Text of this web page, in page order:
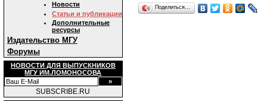
Новости
Статьи и публикации
Дополнительные
ресурсы
Издательство МГУ
Форумы
НОВОСТИ ДЛЯ ВЫПУСКНИКОВ
МГУ ИМ.ЛОМОНОСОВА
SUBSCRIBE.RU
Поделиться…